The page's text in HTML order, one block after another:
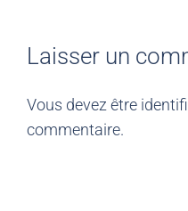
Laisser un
Vous devez être
commentaire.